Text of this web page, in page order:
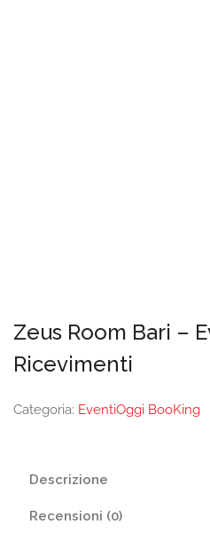
Zeus Room Bari –
Ricevimenti
Categoria: EventiOggi BooKing
Descrizione
Recensioni (0)